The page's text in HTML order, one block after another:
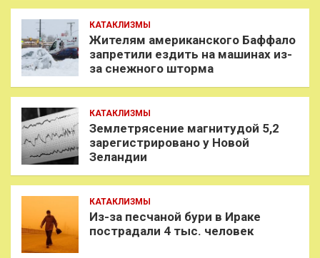
КАТАКЛИЗМЫ
Жителям американского Баффало
запретили ездить на машинах из-
за снежного шторма
КАТАКЛИЗМЫ
Землетрясение магнитудой 5,2
зарегистрировано у Новой
Зеландии
КАТАКЛИЗМЫ
Из-за песчаной бури в Ираке
пострадали 4 тыс. человек